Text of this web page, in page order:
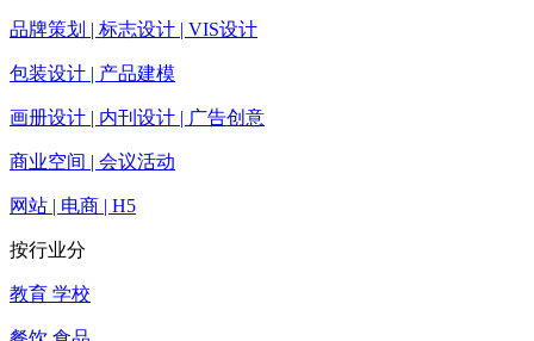
品牌策划 | 标志设计 | VIS设计
包装设计 | 产品建模
画册设计 | 内刊设计 | 广告创意
商业空间 | 会议活动
网站 | 电商 | H5
按行业分
教育 学校